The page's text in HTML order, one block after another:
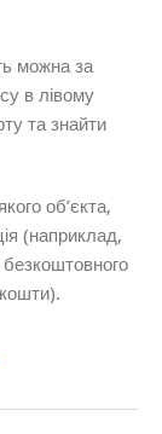
можна за
в лівому
та знайти
об’єкта,
(наприклад,
безкоштовного